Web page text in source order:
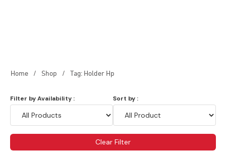
Home / Shop / Tag: Holder Hp
Filter by Availability : Sort by :
Clear Filter